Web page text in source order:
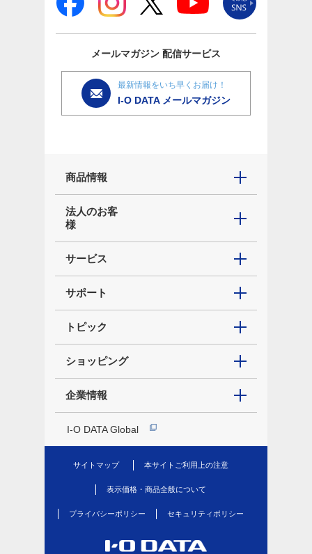
メールマガジン 配信サービス
最新情報をいち早くお届け！
I-O DATA メールマガジン
商品情報
法人のお客
様
サービス
サポート
トピック
ショッピング
企業情報
I-O DATA Global
サイトマップ 本サイトご利用上の注意
表示価格・商品全般について
プライバシーポリシー セキュリティポリシー